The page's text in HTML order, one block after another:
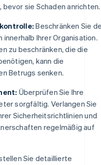
sie Schaden anrichten.
Beschränken Sie
Ihrer Organisation.
zu beschränken, die die
kann die
Betrugs senken.
Überprüfen Sie Ihre
sorgfältig. Verlangen Sie
Sicherheitsrichtlinien und
regelmäßig auf
Sie detaillierte